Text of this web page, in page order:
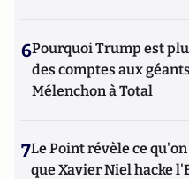
6Pourquoi Trump est
des comptes aux
Mélenchon à Total
7Le Point révèle ce
que Xavier Niel hacke